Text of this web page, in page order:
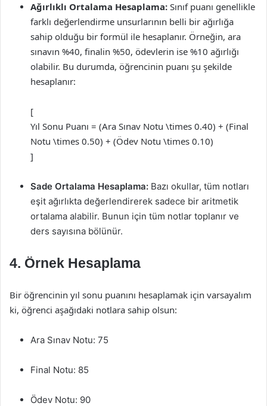
Ağırlıklı Ortalama Hesaplama: Sınıf puanı genellikle
farklı değerlendirme unsurlarının belli bir ağırlığa
sahip olduğu bir formül ile hesaplanır. Örneğin, ara
sınavın %40, finalin %50, ödevlerin ise %10 ağırlığı
olabilir. Bu durumda, öğrencinin puanı şu şekilde
hesaplanır:
[
Yıl Sonu Puanı = (Ara Sınav Notu \times 0.40) + (Final
Notu \times 0.50) + (Ödev Notu \times 0.10)
]
Sade Ortalama Hesaplama: Bazı okullar, tüm notları
eşit ağırlıkta değerlendirerek sadece bir aritmetik
ortalama alabilir. Bunun için tüm notlar toplanır ve
ders sayısına bölünür.
4. Örnek Hesaplama
Bir öğrencinin yıl sonu puanını hesaplamak için varsayalım
ki, öğrenci aşağıdaki notlara sahip olsun:
Ara Sınav Notu: 75
Final Notu: 85
Ödev Notu: 90